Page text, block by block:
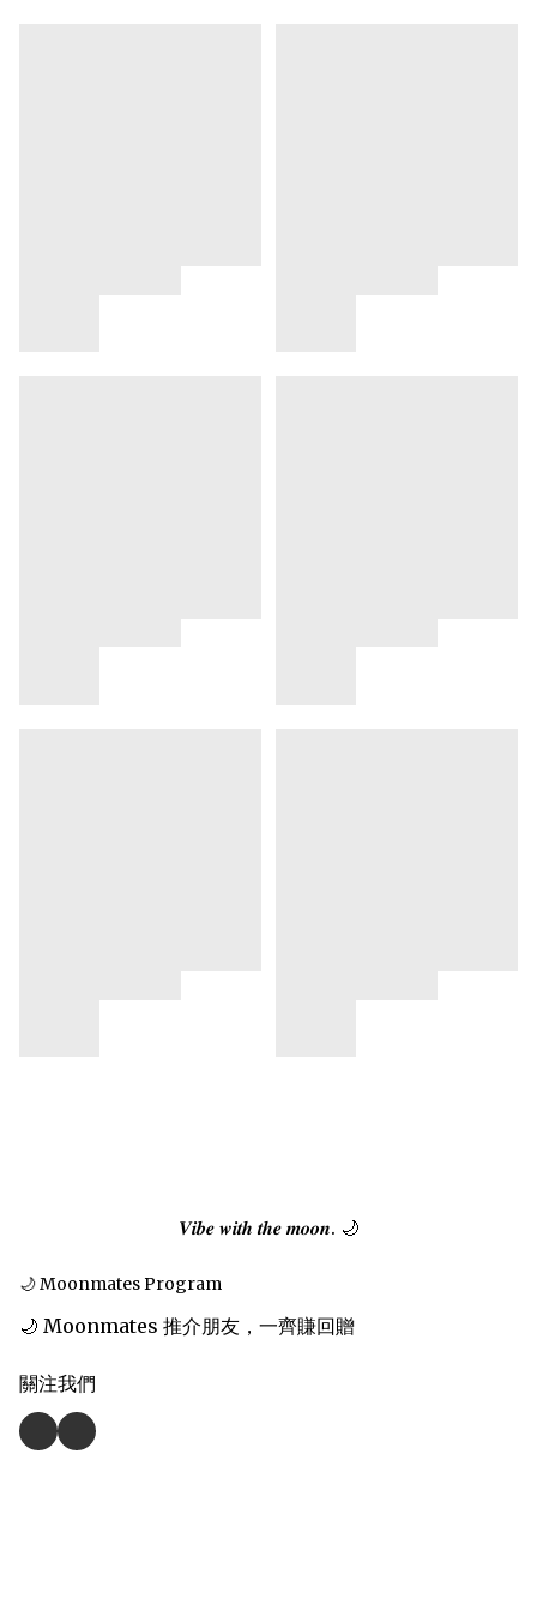
𝑽𝒊𝒃𝒆 𝒘𝒊𝒕𝒉 𝒕𝒉𝒆 𝒎𝒐𝒐𝒏. 🌙
🌙 Moonmates Program
🌙 Moonmates 推介朋友，一齊賺回贈
關注我們